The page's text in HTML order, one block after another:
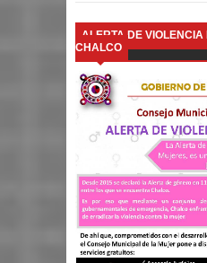
ALERTA DE VIOLENCIA
CHALCO